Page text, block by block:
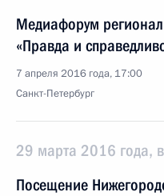
Медиафорум
«Правда и
7 апреля 2016 года, 17:00
Санкт-Петербург
29 марта 2016 года,
Посещение